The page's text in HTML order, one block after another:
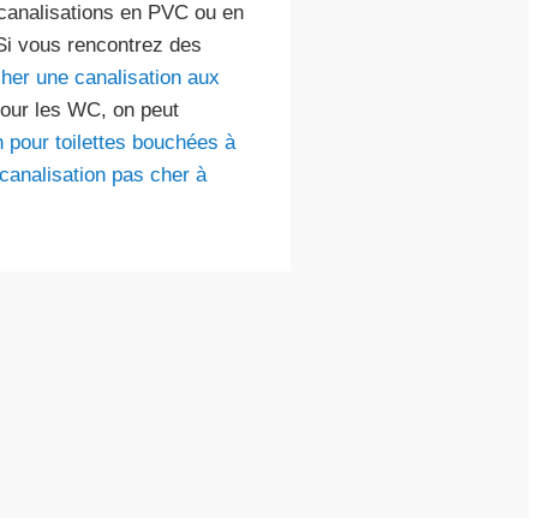
en PVC ou en
vous rencontrez des
une canalisation aux
les WC, on peut
pour toilettes bouchées à
pas cher à